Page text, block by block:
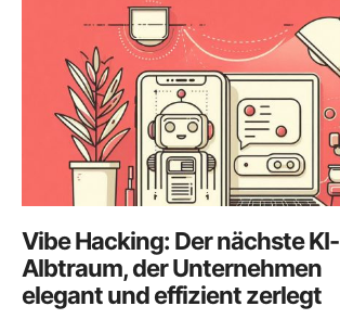
Vibe Hacking: Der nächste KI-
Albtraum, der Unternehmen
elegant und effizient zerlegt